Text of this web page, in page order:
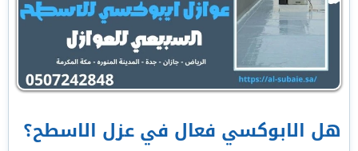
هل الابوكسي فعال في عزل الاسطح؟